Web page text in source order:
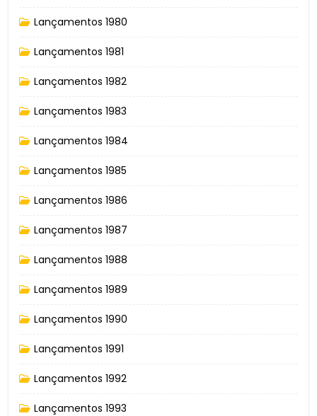
Lançamentos 1980
Lançamentos 1981
Lançamentos 1982
Lançamentos 1983
Lançamentos 1984
Lançamentos 1985
Lançamentos 1986
Lançamentos 1987
Lançamentos 1988
Lançamentos 1989
Lançamentos 1990
Lançamentos 1991
Lançamentos 1992
Lançamentos 1993